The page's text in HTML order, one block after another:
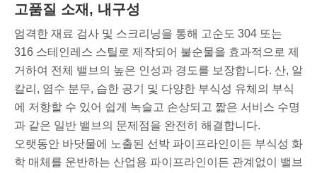
고품질 소재, 내구성
엄격한 재료 검사 및 스크리닝을 통해 고순도 304 또는
316 스테인레스 스틸로 제작되어 불순물을 효과적으로 제
거하여 전체 밸브의 높은 인성과 경도를 보장합니다. 산, 알
칼리, 염수 분무, 습한 공기 및 다양한 부식성 유체의 부식
에 저항할 수 있어 쉽게 녹슬고 손상되고 짧은 서비스 수명
과 같은 일반 밸브의 문제점을 완전히 해결합니다.
오랫동안 바닷물에 노출된 선박 파이프라인이든 부식성 화
학 매체를 운반하는 산업용 파이프라인이든 관계없이 밸브